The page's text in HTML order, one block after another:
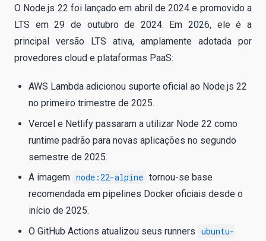
O Node.js 22 foi lançado em abril de 2024 e promovido a
LTS em 29 de outubro de 2024. Em 2026, ele é a
principal versão LTS ativa, amplamente adotada por
provedores cloud e plataformas PaaS:
AWS Lambda adicionou suporte oficial ao Node.js 22
no primeiro trimestre de 2025.
Vercel e Netlify passaram a utilizar Node 22 como
runtime padrão para novas aplicações no segundo
semestre de 2025.
A imagem node:22-alpine tornou-se base
recomendada em pipelines Docker oficiais desde o
início de 2025.
O GitHub Actions atualizou seus runners ubuntu-